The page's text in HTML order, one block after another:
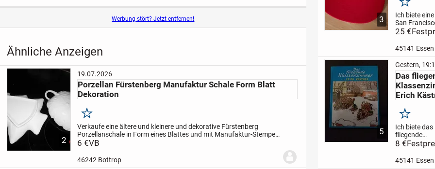
Werbung stört? Jetzt entfernen!
Ähnliche Anzeigen
2
19.07.2026
Porzellan Fürstenberg Manufaktur Schale Form Blatt
Dekoration
Merken
Verkaufe eine ältere und kleinere und dekorative Fürstenberg
Porzellanschale in Form eines Blattes und mit Manufaktur-Stempel.
Preis: 6,-- Euro. Bei Versand kommen die Versandkosten hinzu. PS:
6 €VB
46242 Bottrop
3
Merken
Ich biete
San
Snapback -
Kappe
und der NFL
ungetragen,
Nichtraucher
Haushalt,...
25 €
45141 Essen
5
Gestern,
Das
Erich
Merken
Ich biete das
fliegende
Erich
Ende der
8 €
45141 Essen